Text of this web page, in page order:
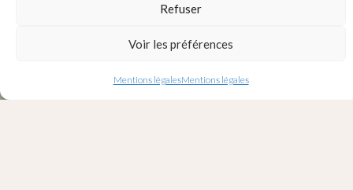
Refuser
Voir les préférences
Mentions légalesMentions légales